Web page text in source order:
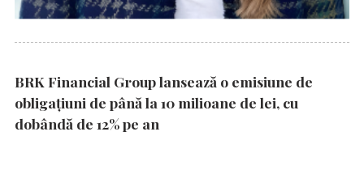
BRK Financial Group lansează o emisiune de
obligațiuni de până la 10 milioane de lei, cu
dobândă de 12% pe an